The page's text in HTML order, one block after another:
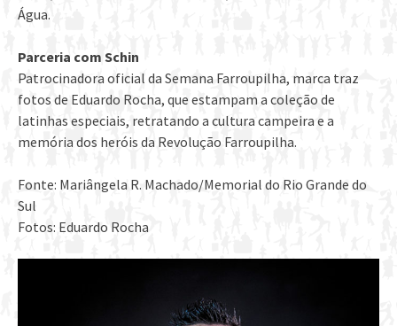
Água.
Parceria com Schin
Patrocinadora oficial da Semana Farroupilha, marca traz
fotos de Eduardo Rocha, que estampam a coleção de
latinhas especiais, retratando a cultura campeira e a
memória dos heróis da Revolução Farroupilha.
Fonte: Mariângela R. Machado/Memorial do Rio Grande do
Sul
Fotos: Eduardo Rocha